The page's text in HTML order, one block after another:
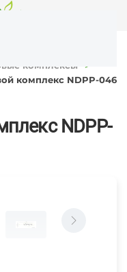
комплексы
комплекс NDPP-046
NDPP-